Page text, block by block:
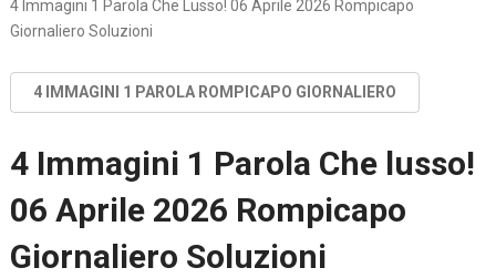
4 Immagini 1 Parola Che Lusso! 06 Aprile 2026 Rompicapo
Giornaliero Soluzioni
4 IMMAGINI 1 PAROLA ROMPICAPO GIORNALIERO
4 Immagini 1 Parola Che lusso!
06 Aprile 2026 Rompicapo
Giornaliero Soluzioni